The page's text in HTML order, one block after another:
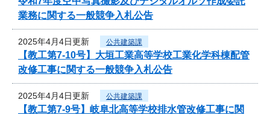
業務に関する一般競争入札公告
2025年4月4日更新 公共建築課
【教工第7-10号】大垣工業高等学校工業化学科棟配管
改修工事に関する一般競争入札公告
2025年4月4日更新 公共建築課
【教工第7-9号】岐阜北高等学校排水管改修工事に関